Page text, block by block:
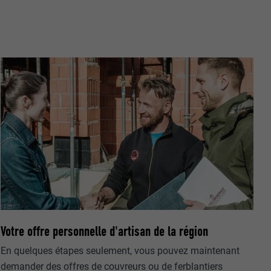
Votre offre personnelle d'artisan de la région
En quelques étapes seulement, vous pouvez maintenant
demander des offres de couvreurs ou de ferblantiers
Ne
« Suivez-